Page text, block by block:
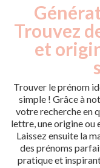
Trouvez
et
Trouver le prénom
simple ! Grâce à
votre recherche en
lettre, une origine ou
Laissez ensuite la
des prénoms
pratique et